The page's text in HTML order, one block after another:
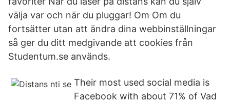
välja var och när du pluggar! Om Om du
fortsätter utan att ändra dina webbinställningar
så ger du ditt medgivande att cookies från
Studentum.se används.
Their most used social media is
Facebook with about 71% of Vad